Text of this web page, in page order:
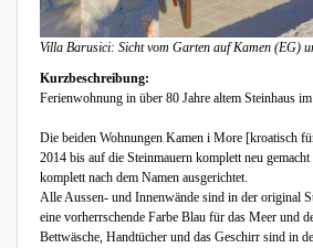
Villa Barusici: Sicht vom Garten auf Kamen (EG)
Kurzbeschreibung:
Ferienwohnung in über 80 Jahre altem Steinhaus im
Die beiden Wohnungen Kamen i More [kroatisch
2014 bis auf die Steinmauern komplett neu
komplett nach dem Namen ausgerichtet.
Alle Aussen- und Innenwände sind in der original
eine vorherrschende Farbe Blau für das Meer und
Bettwäsche, Handtücher und das Geschirr sind in